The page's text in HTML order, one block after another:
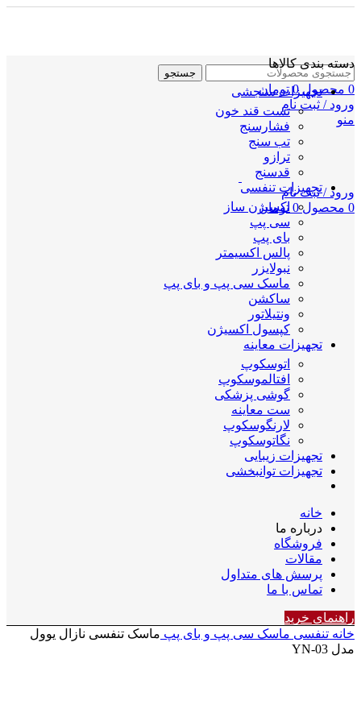
جستجو
0 محصول 0 تومان
ورود / ثبت نام
منو
ورود / ثبت نام
0 محصول 0 تومان
دسته بندی کالاها
تجهیزات سنجشی
تست قند خون
فشارسنج
تب سنج
ترازو
قدسنج
تجهیزات تنفسی
اکسیژن ساز
سی پپ
بای پپ
پالس اکسیمتر
نبولایزر
ماسک سی پپ و بای پپ
ساکشن
ونتیلاتور
کپسول اکسیژن
تجهیزات معاینه
اتوسکوپ
افتالموسکوپ
گوشی پزشکی
ست معاینه
لارنگوسکوپ
نگاتوسکوپ
تجهیزات زیبایی
تجهیزات توانبخشی
خانه
درباره ما
فروشگاه
مقالات
پرسش های متداول
تماس با ما
راهنمای خرید
خانه تنفسی ماسک سی پپ و بای پپ ماسک تنفسی نازال یوول
مدل YN-03